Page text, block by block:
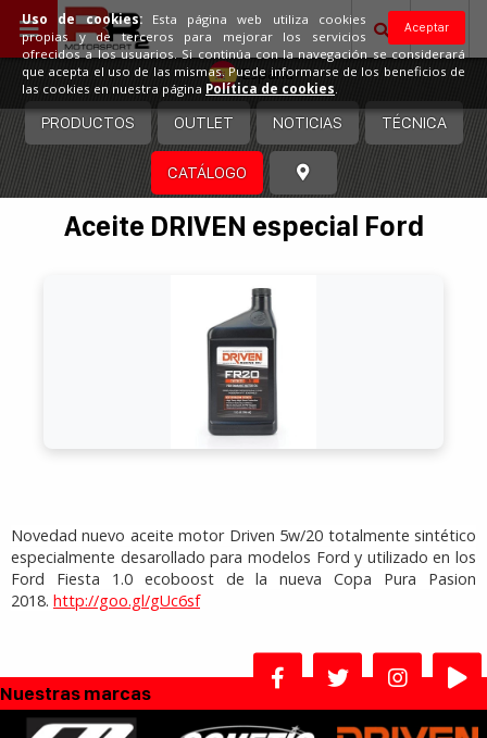
España
PRODUCTOS OUTLET NOTICIAS TÉCNICA
CATÁLOGO
Aceite DRIVEN especial Ford
Novedad nuevo aceite motor Driven 5w/20 totalmente sintético
especialmente desarollado para modelos Ford y utilizado en los
Ford Fiesta 1.0 ecoboost de la nueva Copa Pura Pasion
2018. http://goo.gl/gUc6sf
Nuestras marcas
Aceptar
Uso de cookies:Esta página web utiliza cookies
propias y de terceros para mejorar los servicios
ofrecidos a los usuarios. Si continúa con la navegación se considerará
que acepta el uso de las mismas. Puede informarse de los beneficios de
las cookies en nuestra página Política de cookies.